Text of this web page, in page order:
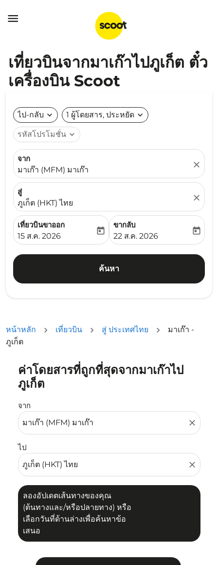

เที่ยวบินจากมาเก๊าไปภูเก็ต ตั๋ว
เครื่องบิน Scoot
ไป-กลับ expand_more 1 ผู้โดยสาร, ประหยัด expand_more
รหัสโปรโมชั่น expand_more
จาก
มาเก๊า (MFM) มาเก๊า
close
สู่
ภูเก็ต (HKT) ไทย
close
เที่ยวบินขาออก
fc-booking-departure-date-aria-label
15 ส.ค. 2026
today
ขากลับ
fc-booking-return-date-
22 ส.ค. 2026
today
ค้นหา
หน้าหลัก เที่ยวบิน สู่ ประเทศไทย
มาเก๊า -
ภูเก็ต
ค่าโดยสารที่ถูกที่สุดจากมาเก๊าไป
ภูเก็ต
จาก
close
ไป
close
ลองอัปเดตเส้นทางของคุณ
(ต้นทางและ/หรือปลายทาง) หรือ
เลือกวันที่ด้านล่างเพื่อค้นหาข้อ
เสนอ
ลองอัปเดตเส้นทางของคุณ (ต้นทางและ/หรือปลายทาง) หรื